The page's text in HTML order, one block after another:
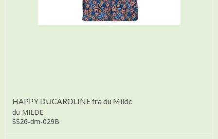
HAPPY DUCAROLINE fra du Milde
du MILDE
SS26-dm-029B